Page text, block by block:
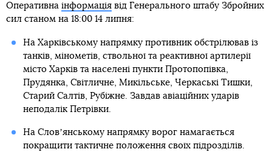
Оперативна інформація від Генерального штабу Збройних
сил станом на 18:00 14 липня:
На Харківському напрямку противник обстрілював із
танків, мінометів, ствольної та реактивної артилерії
місто Харків та населені пункти Протопопівка,
Прудянка, Світличне, Микільське, Черкаські Тишки,
Старий Салтів, Рубіжне. Завдав авіаційних ударів
неподалік Петрівки.
На Словʼянському напрямку ворог намагається
покращити тактичне положення своїх підрозділів.